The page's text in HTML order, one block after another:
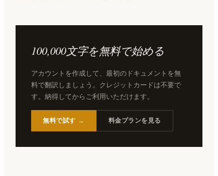
100,000文字を無料で始める
アカウントを作成して、最初のドキュメントを無
料で翻訳しましょう。クレジットカードは不要で
す。納得してからご利用いただけます。
無料で試す → 料金プランを見る